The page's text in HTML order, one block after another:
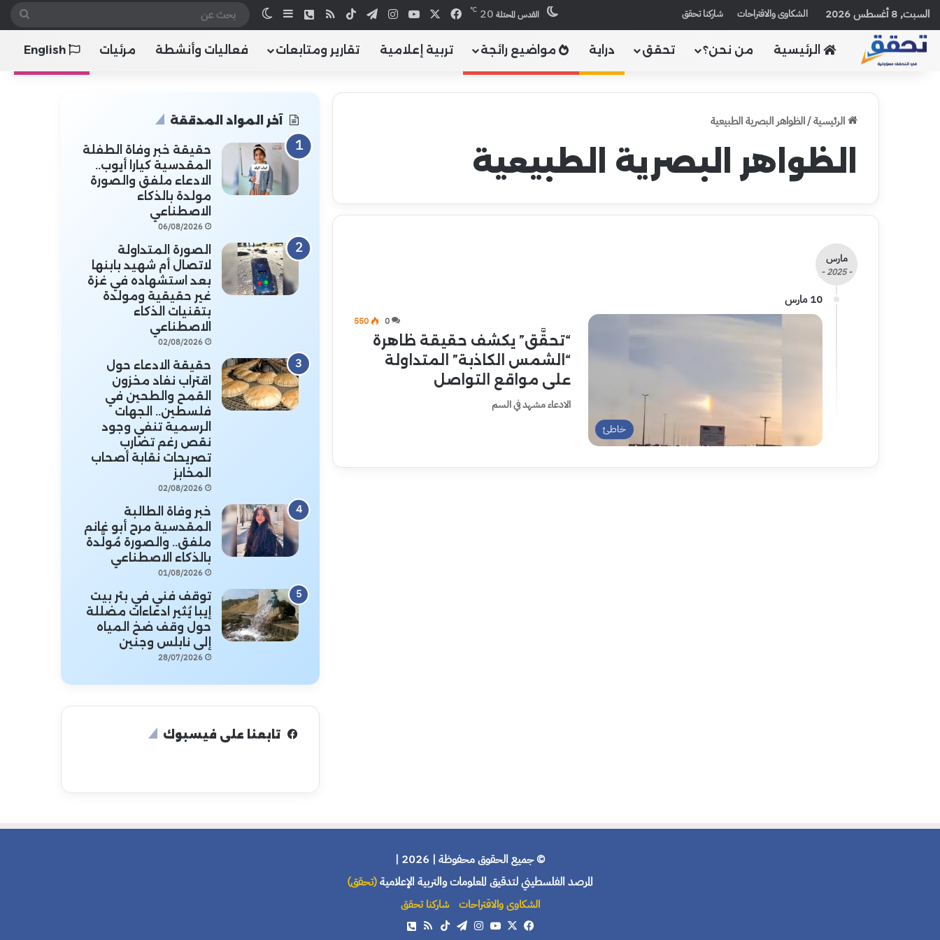
السبت, 8 أغسطس 2026 الشكاوى والاقتراحات شاركنا تحقق القدس المحتلة 20
℃ فيسبوك يوتيوب انستقرامتيلقرام ‫TikTok ملخص الموقع RSS
هاتف إضافة عمود جانبي
الوضع المظلم
الرئيسية من نحن؟ تحقق دراية مواضيع رائجة تربية إعلامية تقارير ومتابعات فعاليات وأنشطة مرئيات
الرئيسية/الظواهر البصرية الطبيعية
الظواهر البصرية الطبيعية
مارس
- 2025 -
10 مارس
خاطئ
0
550
“تحقَّق” يكشف حقيقة ظاهرة
“الشمس الكاذبة” المتداولة
على مواقع التواصل
الادعاء مشهد في السم
آخر المواد المدققة
حقيقة خبر وفاة الطفلة
المقدسية كيارا أيوب..
الادعاء ملفق والصورة
مولدة بالذكاء
الاصطناعي
06/08/2026
الصورة المتداولة
لاتصال أم شهيد بابنها
بعد استشهاده في غزة
غير حقيقية ومولدة
بتقنيات الذكاء
الاصطناعي
02/08/2026
حقيقة الادعاء حول
اقتراب نفاد مخزون
القمح والطحين في
فلسطين.. الجهات
الرسمية تنفي وجود
نقص رغم تضارب
تصريحات نقابة أصحاب
المخابز
02/08/2026
خبر وفاة الطالبة
المقدسية مرح أبو غانم
ملفق.. والصورة مُولَّدة
بالذكاء الاصطناعي
01/08/2026
توقف فني في بئر بيت
إيبا يُثير ادعاءات مضللة
حول وقف ضخ المياه
إلى نابلس وجنين
28/07/2026
تابعنا على فيسبوك
© جميع الحقوق محفوظة | 2026 |
المرصد الفلسطيني لتدقيق المعلومات والتربية الإعلامية(تحقق)
الشكاوى والاقتراحات
شاركنا تحقق
فيسبوك
X يوتيوبانستقرامتيلقرام‫TikTokملخص